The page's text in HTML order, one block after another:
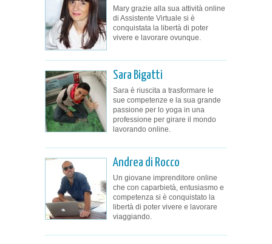
Mary grazie alla sua attività online
di Assistente Virtuale si è
conquistata la libertà di poter
vivere e lavorare ovunque.
Sara Bigatti
Sara è riuscita a trasformare le
sue competenze e la sua grande
passione per lo yoga in una
professione per girare il mondo
lavorando online.
Andrea di Rocco
Un giovane imprenditore online
che con caparbietà, entusiasmo e
competenza si è conquistato la
libertà di poter vivere e lavorare
viaggiando.